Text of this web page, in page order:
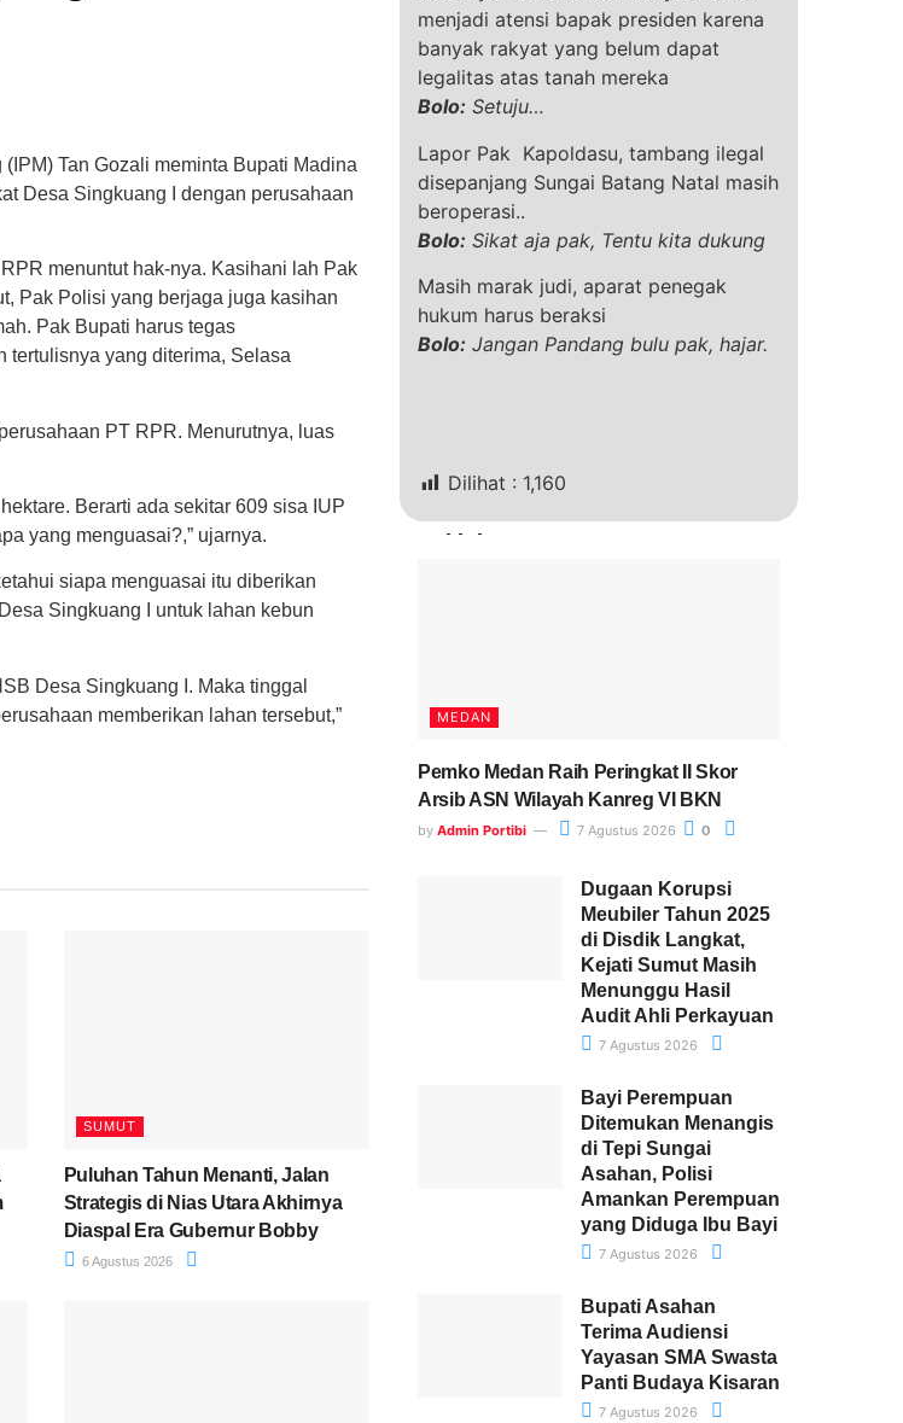
Tan Gozali meminta Bupati Madina
Desa Singkuang I dengan perusahaan
menuntut hak-nya. Kasihani lah Pak
Pak Polisi yang berjaga juga kasihan
Pak Bupati harus tegas
tertulisnya yang diterima, Selasa
PT RPR. Menurutnya, luas
Berarti ada sekitar 609 sisa IUP
yang menguasai?,” ujarnya.
siapa menguasai itu diberikan
Singkuang I untuk lahan kebun
Desa Singkuang I. Maka tinggal
memberikan lahan tersebut,”
SUMUT
Puluhan Tahun Menanti, Jalan
Strategis di Nias Utara Akhirnya
Diaspal Era Gubernur Bobby
6 Agustus 2026
menjadi atensi bapak presiden karena
banyak rakyat yang belum dapat
legalitas atas tanah mereka
Bolo: Setuju…
Lapor Pak Kapoldasu, tambang ilegal
disepanjang Sungai Batang Natal masih
beroperasi..
Bolo: Sikat aja pak, Tentu kita dukung
Masih marak judi, aparat penegak
hukum harus beraksi
Bolo: Jangan Pandang bulu pak, hajar.
Dilihat : 1,160
Terkini
MEDAN
Pemko Medan Raih Peringkat II Skor
Arsib ASN Wilayah Kanreg VI BKN
by Admin Portibi 7 Agustus 2026 0
Dugaan Korupsi
Meubiler Tahun 2025
di Disdik Langkat,
Kejati Sumut Masih
Menunggu Hasil
Audit Ahli Perkayuan
7 Agustus 2026
Bayi Perempuan
Ditemukan Menangis
di Tepi Sungai
Asahan, Polisi
Amankan Perempuan
yang Diduga Ibu Bayi
7 Agustus 2026
Bupati Asahan
Terima Audiensi
Yayasan SMA Swasta
Panti Budaya Kisaran
7 Agustus 2026